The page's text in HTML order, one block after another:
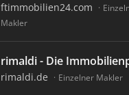
ftimmobilien24.com
Makler
rimaldi - Die
rimaldi.de Einzelner Makler